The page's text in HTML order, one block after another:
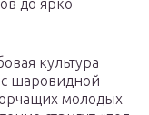
до ярко-
культура
шаровидной
молодых